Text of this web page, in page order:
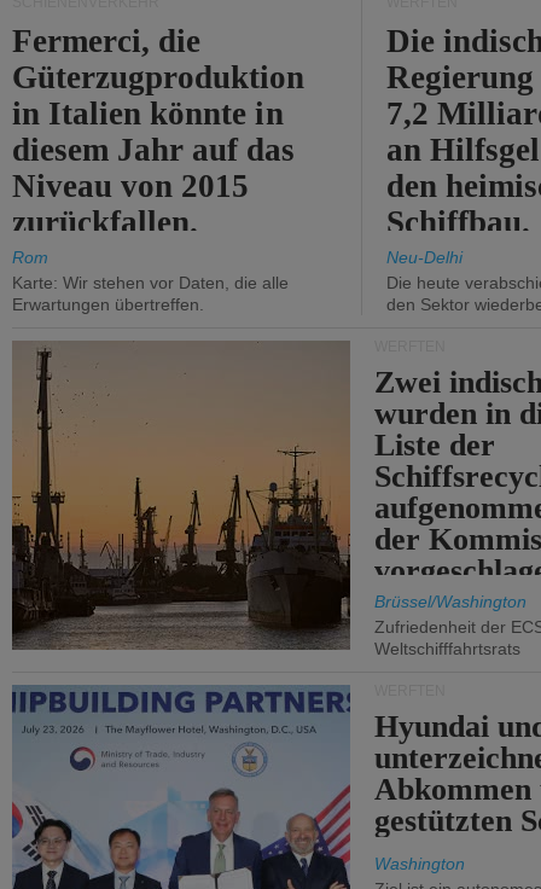
Fermerci, die
Güterzugproduktion
in Italien könnte in
diesem Jahr auf das
Niveau von 2015
zurückfallen.
Rom
Karte: Wir stehen vor Daten, die alle
Erwartungen übertreffen.
Die
7,2
an
den
Schiffbau.
Neu-Delhi
Die heute
den Sektor
Zwei
wurden in
Liste der
der
Brüssel/Washington
Zufriedenheit der
Weltschifffahrtsrats
Hyundai
gestützten
Washington